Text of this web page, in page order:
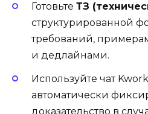
Готовьте ТЗ
структурированной
требований,
и дедлайнами.
Используйте чат
автоматически
доказательство в